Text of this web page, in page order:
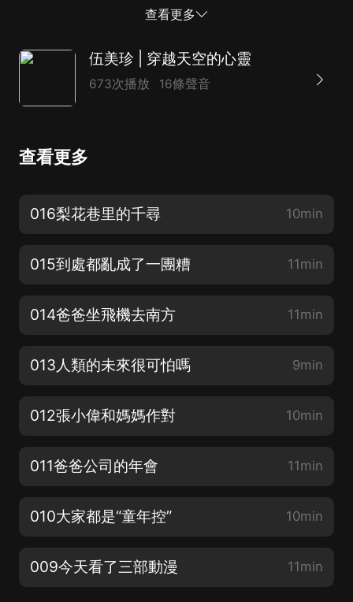
的煩惱和喜悅。“陽光姐姐小書房”中的故事就取材於讀者
在著的諸多問題，充滿了時代感及現實意義。“陽光姐姐
小書房”系列所有的故事都洋溢著伍美珍對兒童發自內心
過成人智慧整理和發現的兒童世界的生活規律；是兒童內
童年擁有這樣一套“小書房”，是這個時代兒童的一件幸
查看更多
伍美珍 | 穿越天空的心靈
673次播放 16條聲音
查看更多
016梨花巷里的千尋 10min
015到處都亂成了一團糟 11min
014爸爸坐飛機去南方 11min
013人類的未來很可怕嗎 9min
012張小偉和媽媽作對 10min
011爸爸公司的年會 11min
010大家都是“童年控” 10min
009今天看了三部動漫 11min